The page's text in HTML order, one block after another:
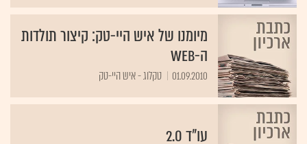
מיומנו של איש היי-טק: קיצור תולדות
ה-web
01.09.2010 טקלוג - איש היי-טק
עו"ד 2.0